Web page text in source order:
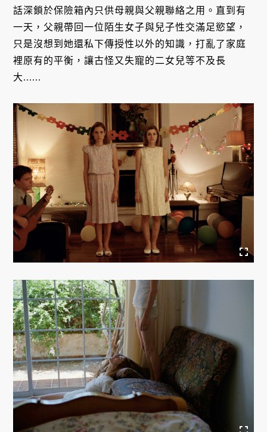
話深鎖於保險箱內只供母親與父親聯絡之用。直到有
一天，父親帶回一位陌生女子與兒子性交滿足慾望，
只是沒想到她還私下傳授性以外的知識，打亂了家庭
裡原有的平衡，讓古怪又失寵的二女兒等不及長
大......